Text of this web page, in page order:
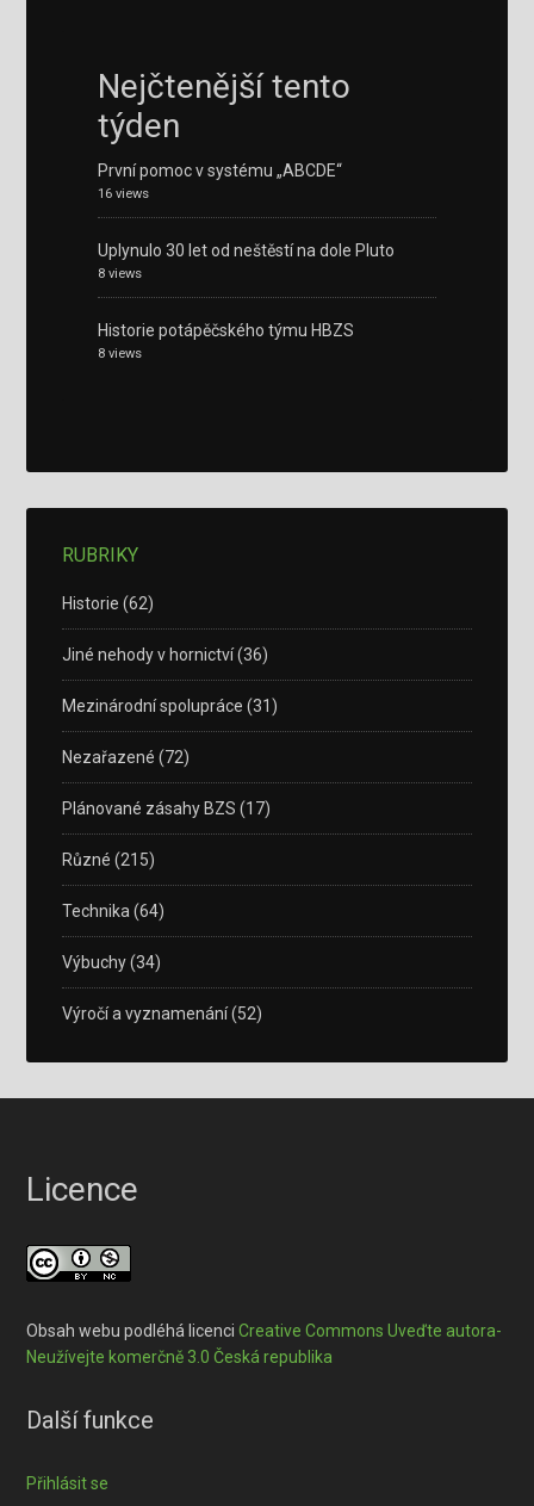
Nejčtenější tento
týden
První pomoc v systému „ABCDE“
16 views
Uplynulo 30 let od neštěstí na dole Pluto
8 views
Historie potápěčského týmu HBZS
8 views
RUBRIKY
Historie (62)
Jiné nehody v hornictví(36)
Mezinárodní spolupráce (31)
Nezařazené (72)
Plánované zásahy BZS (17)
Různé (215)
Technika (64)
Výbuchy(34)
Výročí a vyznamenání(52)
Licence
Obsah webu podléhá licenciCreative Commons Uveďte autora-
Neužívejte komerčně 3.0 Česká republika
Další funkce
Přihlásit se